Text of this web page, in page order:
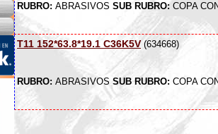
RUBRO: ABRASIVOS SUB RUBRO: COPA
T11 152*63.8*19.1 C36K5V(634668)
RUBRO: ABRASIVOS SUB RUBRO: COPA